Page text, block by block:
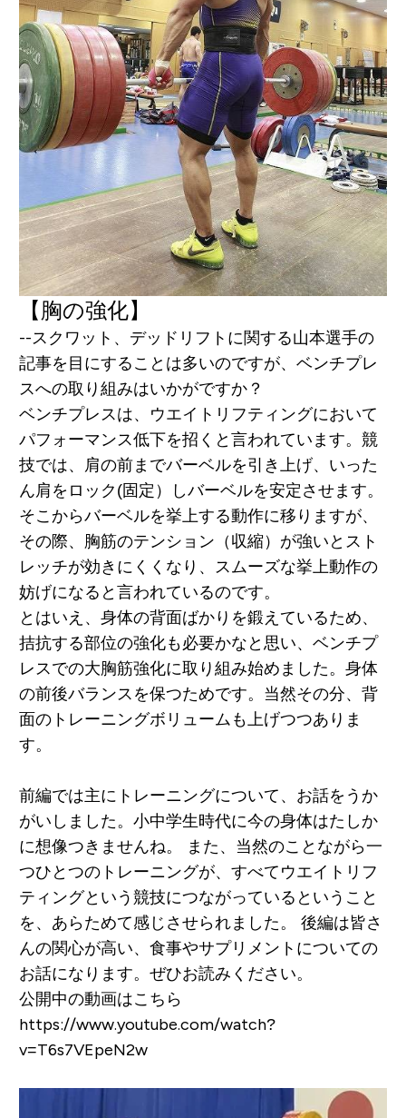
【胸の強化】
--スクワット、デッドリフトに関する山本選手の
記事を目にすることは多いのですが、ベンチプレ
スへの取り組みはいかがですか？
ベンチプレスは、ウエイトリフティングにおいて
パフォーマンス低下を招くと言われています。競
技では、肩の前までバーベルを引き上げ、いった
ん肩をロック(固定）しバーベルを安定させます。
そこからバーベルを挙上する動作に移りますが、
その際、胸筋のテンション（収縮）が強いとスト
レッチが効きにくくなり、スムーズな挙上動作の
妨げになると言われているのです。
とはいえ、身体の背面ばかりを鍛えているため、
拮抗する部位の強化も必要かなと思い、ベンチプ
レスでの大胸筋強化に取り組み始めました。身体
の前後バランスを保つためです。当然その分、背
面のトレーニングボリュームも上げつつありま
す。
前編では主にトレーニングについて、お話をうか
がいしました。小中学生時代に今の身体はたしか
に想像つきませんね。
また、当然のことながら一
つひとつのトレーニングが、すべてウエイトリフ
ティングという競技につながっているということ
を、あらためて感じさせられました。 後編は皆さ
んの関心が高い、食事やサプリメントについての
お話になります。ぜひお読みください。
公開中の動画はこちら
https://www.youtube.com/watch?
v=T6s7VEpeN2w